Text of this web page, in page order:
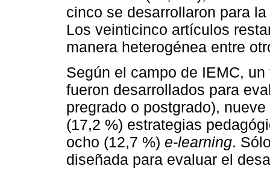
cinco se desarrollaron para
Los veinticinco artículos
manera heterogénea entre
Según el campo de IEMC,
fueron desarrollados para
pregrado o postgrado),
(17,2 %) estrategias
ocho (12,7 %) e-learning.
diseñada para evaluar el